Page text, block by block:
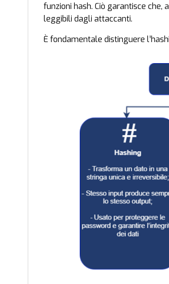
funzioni hash. Ciò garantisce
leggibili dagli attaccanti.
È fondamentale distinguere